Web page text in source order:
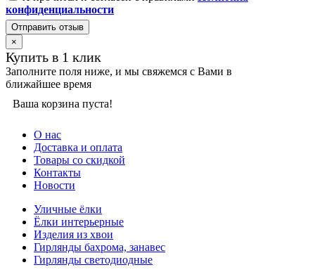
конфиденциальности
Отправить отзыв
×
Купить в 1 клик
Заполните поля ниже, и мы свяжемся с Вами в
ближайшее время
Ваша корзина пуста!
О нас
Доставка и оплата
Товары со скидкой
Контакты
Новости
Уличные ёлки
Ёлки интерьерные
Изделия из хвои
Гирлянды бахрома, занавес
Гирлянды светодиодные